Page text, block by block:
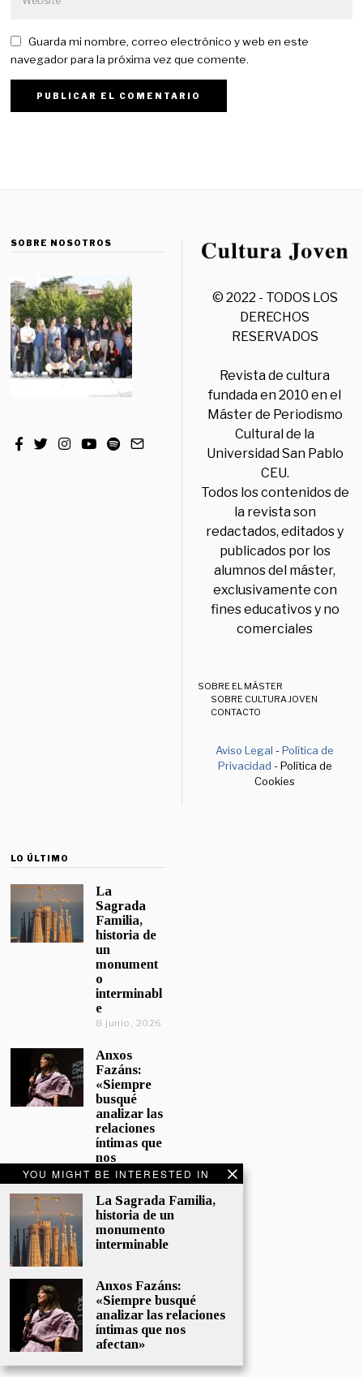
Guarda mi nombre, correo electrónico y web en este
navegador para la próxima vez que comente.
YOU MIGHT BE INTERESTED IN
La Sagrada Familia,
historia de un
monumento
interminable
Anxos Fazáns:
«Siempre busqué
analizar las relaciones
íntimas que nos
afectan»
SOBRE NOSOTROS
© 2022 - TODOS LOS
DERECHOS
RESERVADOS
Revista de cultura
fundada en 2010 en el
Máster de Periodismo
Cultural de la
Universidad San Pablo
CEU.
Todos los contenidos de
la revista son
redactados, editados y
publicados por los
alumnos del máster,
exclusivamente con
fines educativos y no
comerciales
SOBRE EL MÁSTER
SOBRE CULTURA JOVEN
CONTACTO
Aviso Legal -Política de
Privacidad - Política de
Cookies
LO ÚLTIMO
La
Sagrada
Familia,
historia de
un
monument
o
interminabl
e
8 junio, 2026
Anxos
Fazáns:
«Siempre
busqué
analizar las
relaciones
íntimas que
nos
afectan»
5 junio, 2026
El hijo de la
cómica, el
homenaje
Sacristán a
Fernán
Gómez
28 mayo,
2026